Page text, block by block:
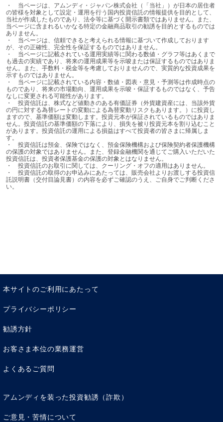
・	当ページは、アムンディ・ジャパン株式会社（「当社」）が日本の居住者
の皆様を対象として設定・運用を行う国内投資信託の情報提供を目的として、
当社が作成したものであり、法令等に基づく開示書類ではありません。また、
当ページに含まれるいかなる特定の金融商品取引の勧誘を目的とするものでは
ありません。
・	当ページは、信頼できると考えられる情報に基づいて作成しております
が、その正確性、完全性を保証するものではありません。
・	当ページに記載されている運用実績等に関わる数値・グラフ等はあくまで
も過去の実績であり、将来の運用成果等を示唆または保証するものではありま
せん。また、手数料・税金等を考慮しておりませんので、実質的な投資成果を
示すものではありません。
・	当ページに記載されている内容・数値・図表・意見・予測等は作成時点の
ものであり、将来の市場動向、運用成果を示唆・保証するものではなく、予告
なしに変更される可能性があります。
・	投資信託は、株式など値動きのある有価証券（外貨建資産には、当該外貨
の円に対する為替レートの変動による為替変動リスクもあります。）に投資し
ますので、基準価額は変動します。投資元本が保証されているものではありま
せん。投資信託の基準価額の下落により、損失を被り投資元本を割り込むこと
があります。投資信託の運用による損益はすべて投資者の皆さまに帰属しま
す。
・	投資信託は預金、保険ではなく、預金保険機構および保険契約者保護機構
の保護の対象ではありません。また、登録金融機関を通じてご購入いただいた
投資信託は、投資者保護基金の保護の対象とはなりません。
・	投資信託のお取引に関しては、クーリング・オフの適用はありません。
・	投資信託の取得のお申込みにあたっては、販売会社よりお渡しする投資信
託説明書（交付目論見書）の内容を必ずご確認のうえ、ご自身でご判断くださ
い。
本サイトのご利用にあたって
プライバシーポリシー
勧誘方針
お客さま本位の業務運営
よくあるご質問
アムンディを装った投資勧誘（詐欺）
ご意見・苦情について